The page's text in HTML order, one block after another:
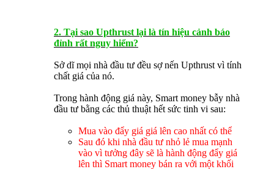
2. Tại sao Upthrust lại là tín hiệu cảnh báo
đỉnh rất nguy hiểm?
Sở dĩ mọi nhà đầu tư đều sợ nến Upthrust vì tính
chất giá của nó.
Trong hành động giá này, Smart money bẫy nhà
đầu tư bằng các thủ thuật hết sức tinh vi sau:
Mua vào đẩy giá giá lên cao nhất có thể
Sau đó khi nhà đầu tư nhỏ lẻ mua mạnh
vào vì tưởng đây sẽ là hành động đẩy giá
lên thì Smart money bán ra với một khối